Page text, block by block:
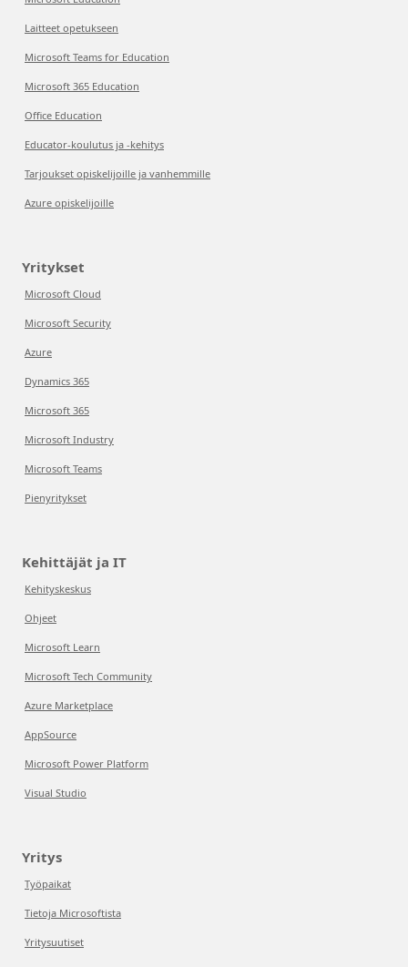
Laitteet opetukseen
Microsoft Teams for Education
Microsoft 365 Education
Office Education
Educator-koulutus ja -kehitys
Tarjoukset opiskelijoille ja vanhemmille
Azure opiskelijoille
Yritykset
Microsoft Cloud
Microsoft Security
Azure
Dynamics 365
Microsoft 365
Microsoft Industry
Microsoft Teams
Pienyritykset
Kehittäjät ja IT
Kehityskeskus
Ohjeet
Microsoft Learn
Microsoft Tech Community
Azure Marketplace
AppSource
Microsoft Power Platform
Visual Studio
Yritys
Työpaikat
Tietoja Microsoftista
Yritysuutiset